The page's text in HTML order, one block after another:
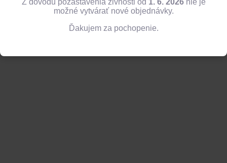
Z dôvodu pozastavenia živnosti od 1. 6. 2026nie je
možné vytvárať nové objednávky.
Ďakujem za pochopenie.